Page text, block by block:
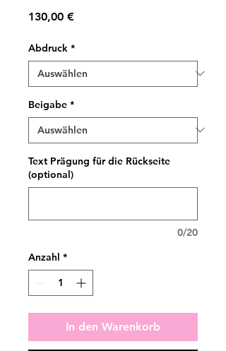
130,00 €Preis
Abdruck *
Beigabe *
Text Prägung für die Rückseite
(optional)
0/20
Anzahl *
In den Warenkorb